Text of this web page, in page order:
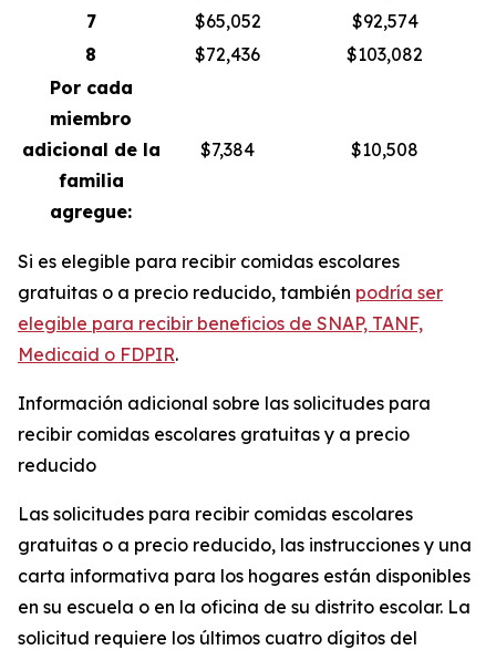
7
$65,052
$92,574
8
$72,436
$103,082
Por cada
miembro
adicional de la
familia
agregue:
$7,384 $10,508
Si es elegible para recibir comidas escolares
gratuitas o a precio reducido, también podría ser
elegible para recibir beneficios de SNAP, TANF,
Medicaid o FDPIR.
Información adicional sobre las solicitudes para
recibir comidas escolares gratuitas y a precio
reducido
Las solicitudes para recibir comidas escolares
gratuitas o a precio reducido, las instrucciones y una
carta informativa para los hogares están disponibles
en su escuela o en la oficina de su distrito escolar. La
solicitud requiere los últimos cuatro dígitos del